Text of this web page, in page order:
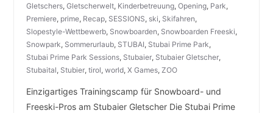
Gletschers, Gletscherwelt, Kinderbetreuung, Opening, Park,
Premiere, prime, Recap, SESSIONS, ski, Skifahren,
Slopestyle-Wettbewerb, Snowboarden, Snowboarden Freeski,
Snowpark, Sommerurlaub, STUBAI, Stubai Prime Park,
Stubai Prime Park Sessions, Stubaier, Stubaier Gletscher,
Stubaital, Stubier, tirol, world, X Games, ZOO
Einzigartiges Trainingscamp für Snowboard- und
Freeski-Pros am Stubaier Gletscher Die Stubai Prime